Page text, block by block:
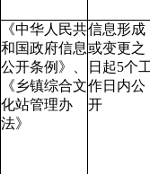
《中华人民共
和国政府信息
公开条例》
《乡镇综合文
化站管理办
法》
信息形成
或变更之
日起5个
作日内公
开